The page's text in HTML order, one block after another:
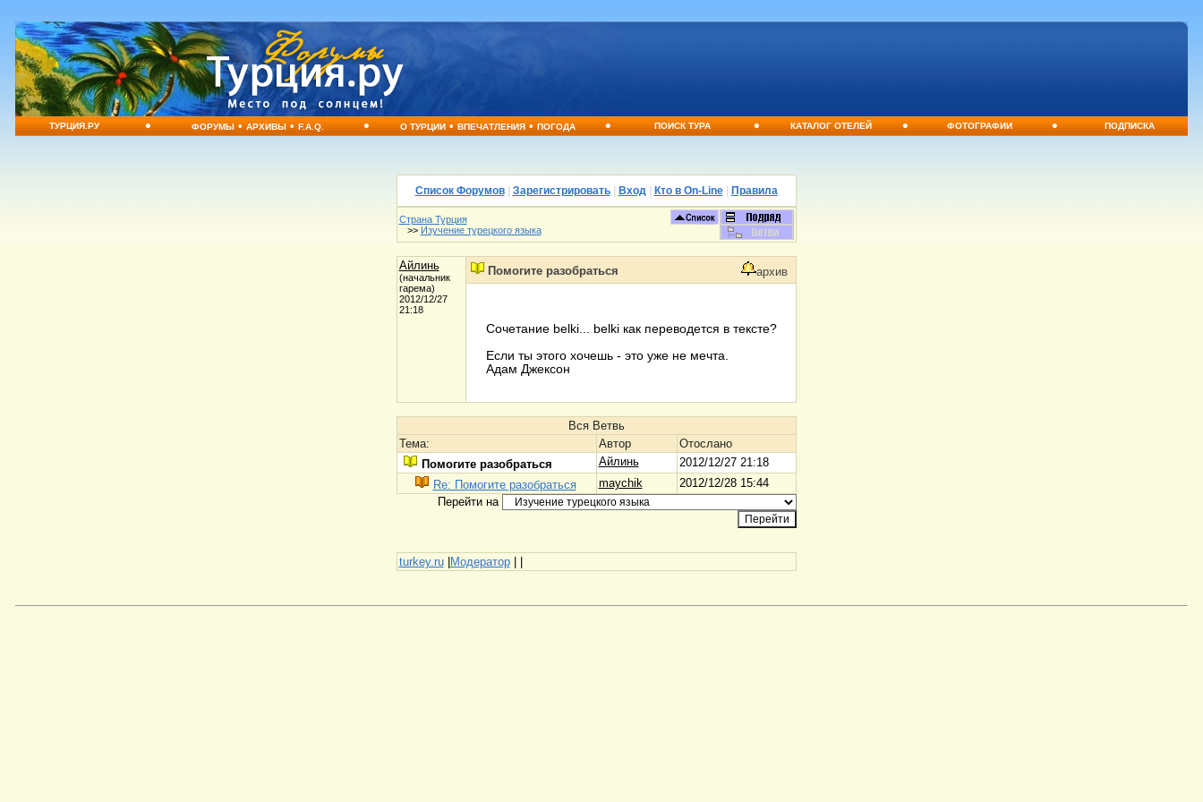
ТУРЦИЯ.РУ • ФОРУМЫ•АРХИВЫ•F.A.Q. • О ТУРЦИИ•ВПЕЧАТЛЕНИЯ•ПОГОДА • ПОИСК ТУРА • КАТАЛОГ ОТЕЛЕЙ • ФОТОГРАФИИ • ПОДПИСКА
Список Форумов| Зарегистрировать| Вход| Кто в On-Line| Правила
Страна Турция
>> Изучение турецкого языка
Айлинь
(начальник
гарема)
2012/12/27
21:18
Помогите разобраться архив
Сочетание belki... belki как переводется в тексте?
Если ты этого хочешь - это уже не мечта.
Адам Джексон
Вся Ветвь
Тема:
Автор
Отослано
Помогите разобраться
Айлинь
2012/12/27 21:18
Re: Помогите разобраться
maychik
2012/12/28 15:44
Перейти на
turkey.ru|Модератор| |